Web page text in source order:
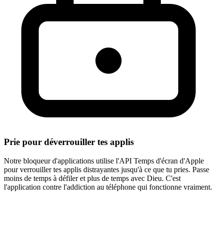
Prie pour déverrouiller tes applis
Notre bloqueur d'applications utilise l'API Temps d'écran d'Apple
pour verrouiller tes applis distrayantes jusqu'à ce que tu pries. Passe
moins de temps à défiler et plus de temps avec Dieu. C'est
l'application contre l'addiction au téléphone qui fonctionne vraiment.